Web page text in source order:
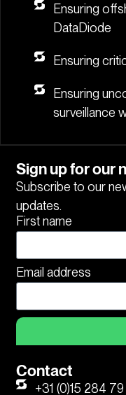
Ensuring
DataDiode
Ensuring
Ensuring
surveillance
Sign up for our
Subscribe to our
updates.
First name
Email address
Contact
+31 (0)15 284